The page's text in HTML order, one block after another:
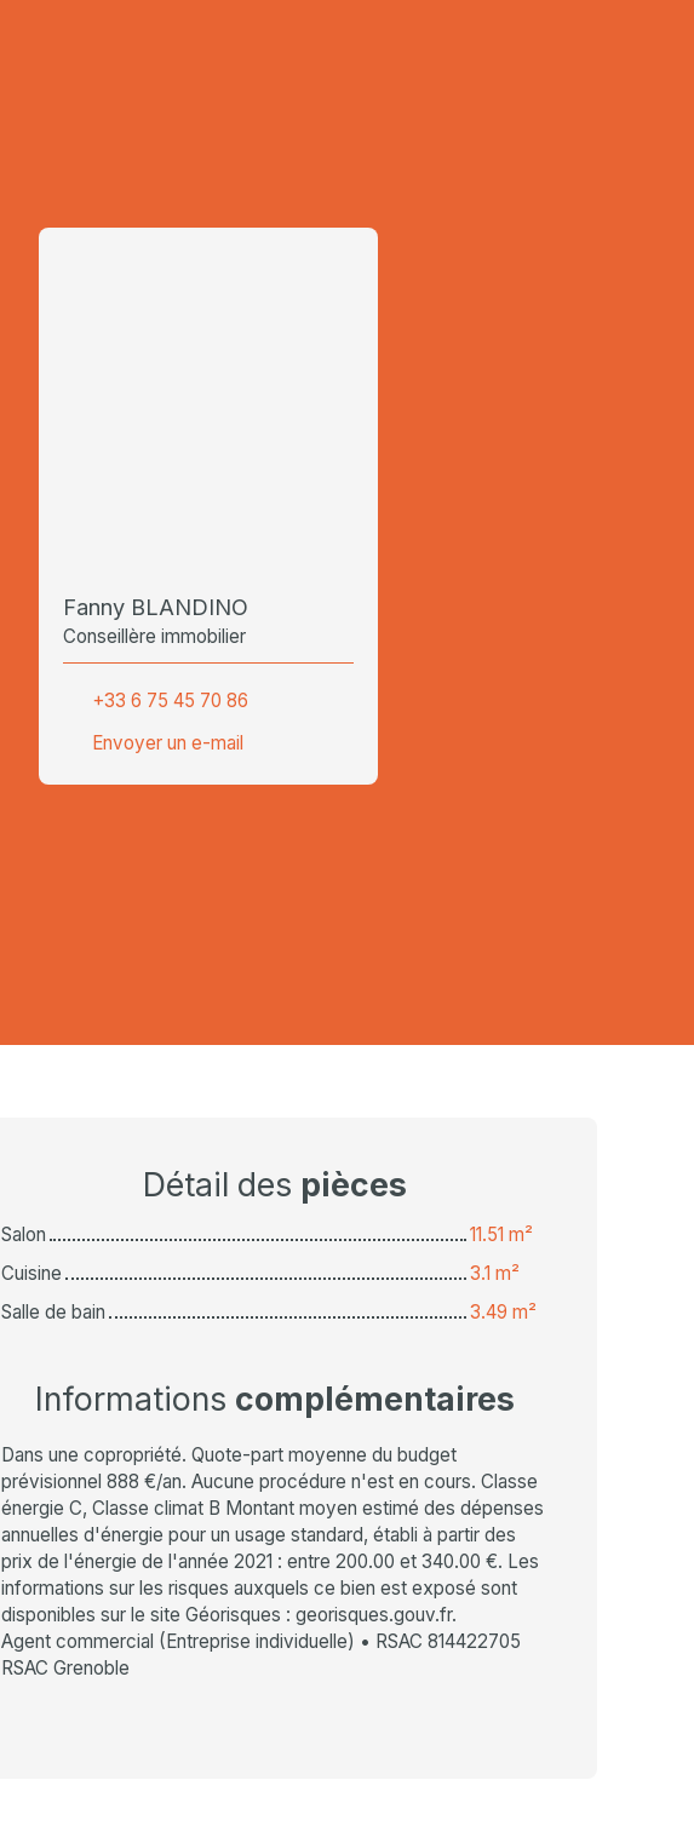
Fanny BLANDINO
Conseillère immobilier
+33 6 75 45 70 86
Envoyer un e-mail
Détail des pièces
Salon
11.51 m²
Cuisine
3.1 m²
Salle de bain
3.49 m²
Informations complémentaires
Dans une copropriété. Quote-part moyenne du budget
prévisionnel 888 €/an. Aucune procédure n'est en cours. Classe
énergie C, Classe climat B Montant moyen estimé des dépenses
annuelles d'énergie pour un usage standard, établi à partir des
prix de l'énergie de l'année 2021 : entre 200.00 et 340.00 €. Les
informations sur les risques auxquels ce bien est exposé sont
disponibles sur le site Géorisques : georisques.gouv.fr.
Agent commercial (Entreprise individuelle) • RSAC 814422705
RSAC Grenoble